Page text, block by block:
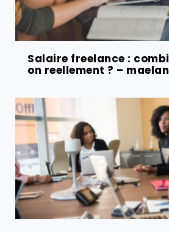
Salaire freelance :
on reellement ? –